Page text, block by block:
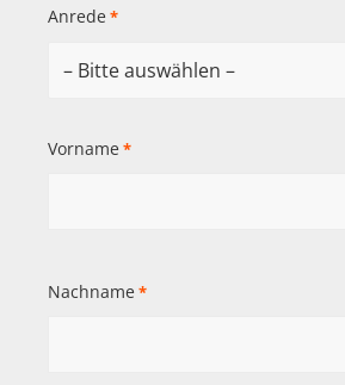
Anrede *
Vorname *
Nachname *